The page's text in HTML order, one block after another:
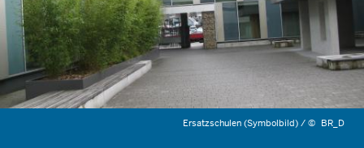
Ersatzschulen (Symbolbild) /© BR_D